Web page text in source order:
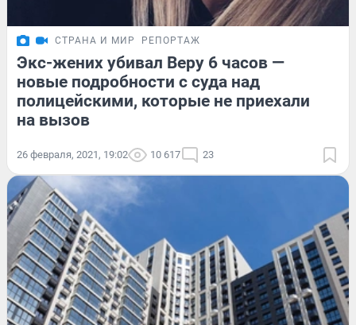
СТРАНА И МИР РЕПОРТАЖ
Экс-жених убивал Веру 6 часов —
новые подробности с суда над
полицейскими, которые не приехали
на вызов
26 февраля, 2021, 19:02 10 617 23